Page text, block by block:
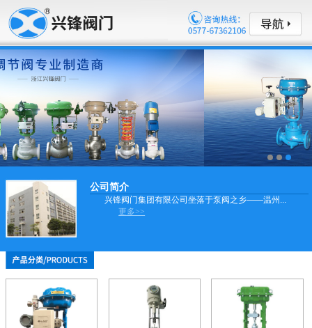
公司简介
兴锋阀门集团有限公司坐落于泵阀之乡——温州...
更多>>